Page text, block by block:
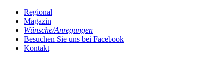
Regional
Magazin
Wünsche/Anregungen
Besuchen Sie uns bei Facebook
Kontakt